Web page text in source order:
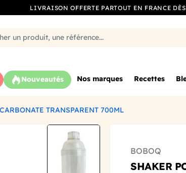
LIVRAISON OFFERTE PARTOUT EN FRANCE
Nouveautés Nos marques Recettes
TRANSPARENT 700ML
BOBOQ
SHAKER